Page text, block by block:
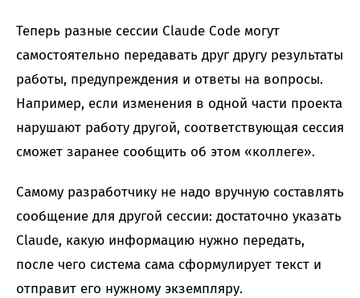
Теперь разные сессии Claude Code могут
самостоятельно передавать друг другу результаты
работы, предупреждения и ответы на вопросы.
Например, если изменения в одной части проекта
нарушают работу другой, соответствующая сессия
сможет заранее сообщить об этом «коллеге».
Самому разработчику не надо вручную составлять
сообщение для другой сессии: достаточно указать
Claude, какую информацию нужно передать,
после чего система сама сформулирует текст и
отправит его нужному экземпляру.